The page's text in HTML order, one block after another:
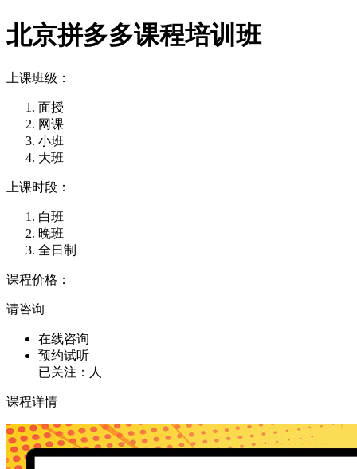
北京拼多多课程培训班
上课班级：
面授
网课
小班
大班
上课时段：
白班
晚班
全日制
课程价格：
请咨询
在线咨询
预约试听
已关注： 人
课程详情